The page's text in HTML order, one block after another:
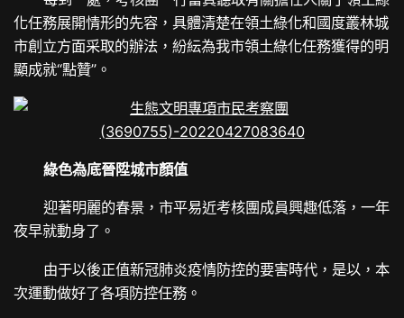
化任務展開情形的先容，具體清楚在領土綠化和國度叢林城
市創立方面采取的辦法，紛紜為我市領土綠化任務獲得的明
顯成就“點贊”。
綠色為底晉陞城市顏值
迎著明麗的春景，市平易近考核團成員興趣低落，一年
夜早就動身了。
由于以後正值新冠肺炎疫情防控的要害時代，是以，本
次運動做好了各項防控任務。